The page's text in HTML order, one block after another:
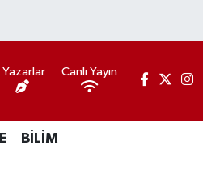
Yazarlar Canlı Yayın
BİLİM